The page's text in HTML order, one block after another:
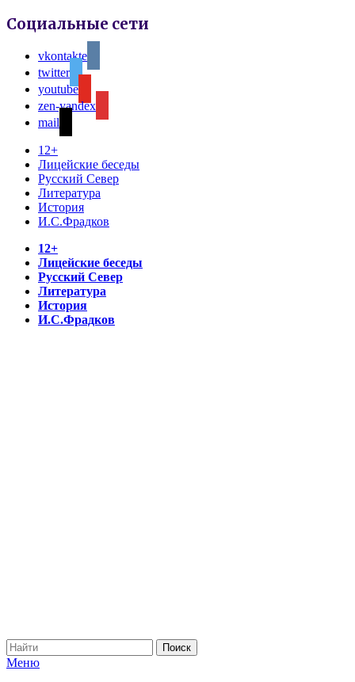
Социальные сети
vkontakte
twitter
youtube
zen-yandex
mail
12+
Лицейские беседы
Русский Север
Литература
История
И.С.Фрадков
12+
Лицейские беседы
Русский Север
Литература
История
И.С.Фрадков
Меню